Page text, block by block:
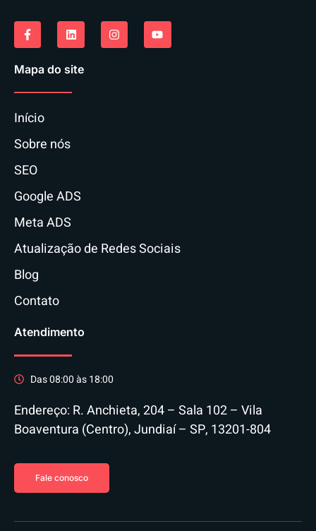
Mapa do site
Início
Sobre nós
SEO
Google ADS
Meta ADS
Atualização de Redes Sociais
Blog
Contato
Atendimento
Das 08:00 às 18:00
Endereço: R. Anchieta, 204 – Sala 102 – Vila
Boaventura (Centro), Jundiaí – SP, 13201-804
Fale conosco